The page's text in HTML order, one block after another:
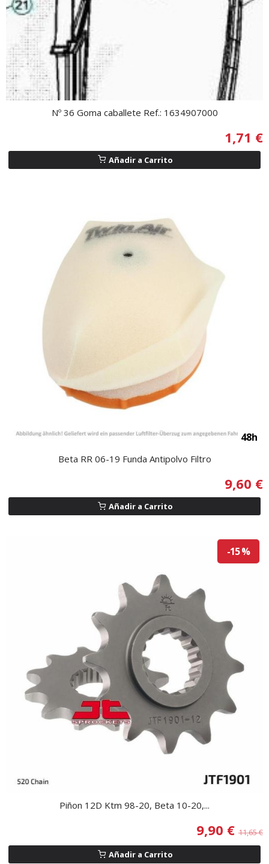
Nº 36 Goma caballete Ref.: 1634907000
1,71 €
Añadir a Carrito
48h
Beta RR 06-19 Funda Antipolvo Filtro
9,60 €
Añadir a Carrito
-15 %
Piñon 12D Ktm 98-20, Beta 10-20,...
9,90 € 11,65 €
Añadir a Carrito